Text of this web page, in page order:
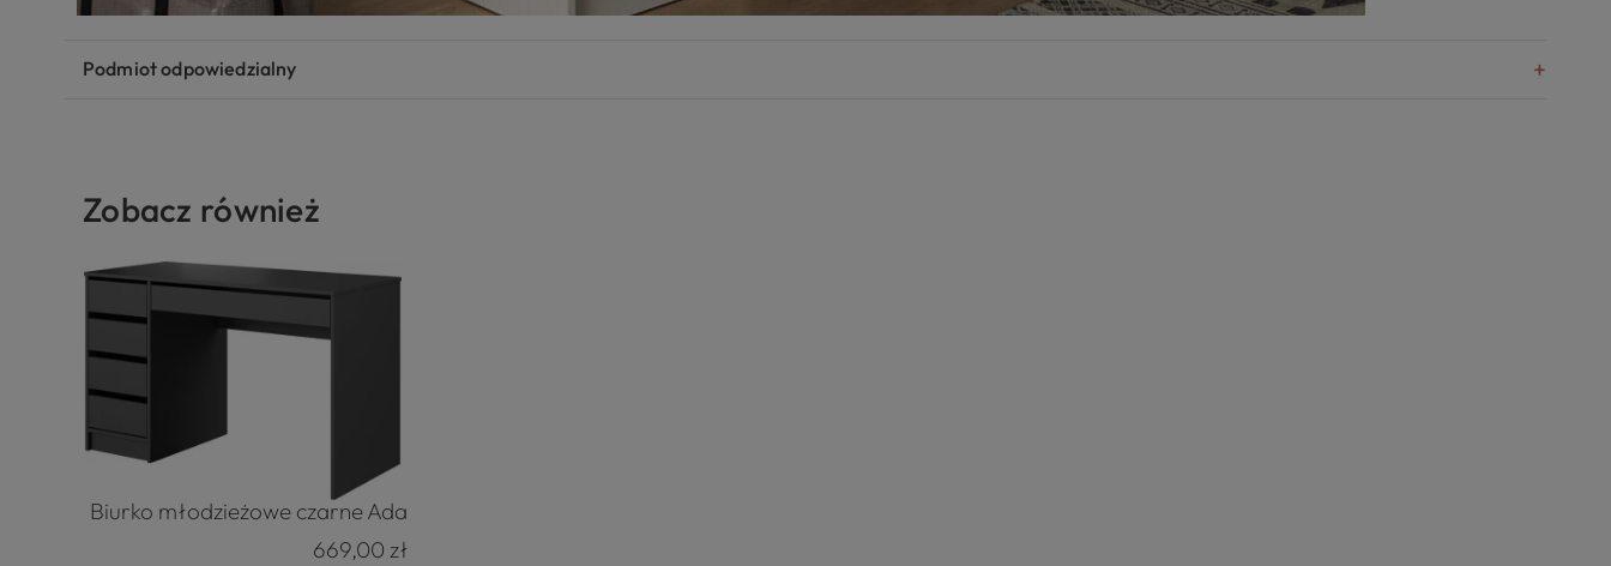
Podmiot odpowiedzialny
Zobacz również
Biurko młodzieżowe czarne Ada
669,00 zł